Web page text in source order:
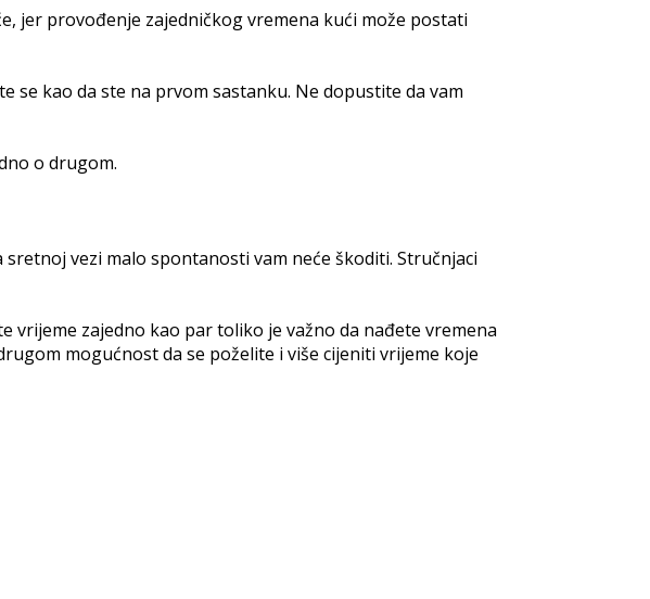
jer provođenje zajedničkog vremena kući može postati
se kao da ste na prvom sastanku. Ne dopustite da vam
o drugom.
vezi malo spontanosti vam neće škoditi. Stručnjaci
zajedno kao par toliko je važno da nađete vremena
mogućnost da se poželite i više cijeniti vrijeme koje